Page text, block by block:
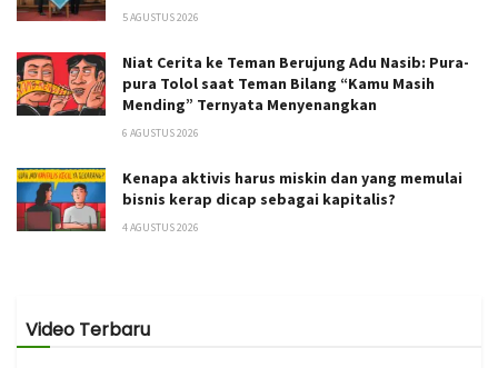
5 AGUSTUS 2026
Niat Cerita ke Teman Berujung Adu Nasib: Pura-
pura Tolol saat Teman Bilang “Kamu Masih
Mending” Ternyata Menyenangkan
6 AGUSTUS 2026
Kenapa aktivis harus miskin dan yang memulai
bisnis kerap dicap sebagai kapitalis?
4 AGUSTUS 2026
Video Terbaru